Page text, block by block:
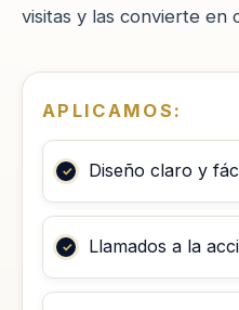
visitas y las convierte en
APLICAMOS:
Diseño claro y
Llamados a la